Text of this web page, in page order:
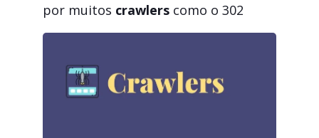
por muitos crawlers como o 302